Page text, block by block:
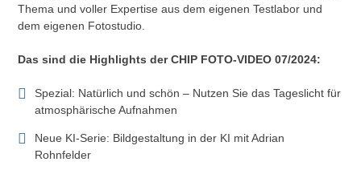
Thema und voller Expertise aus dem eigenen Testlabor und
dem eigenen Fotostudio.
Das sind die Highlights der CHIP FOTO-VIDEO 07/2024:
Spezial: Natürlich und schön – Nutzen Sie das Tageslicht für
atmosphärische Aufnahmen
Neue KI-Serie: Bildgestaltung in der KI mit Adrian
Rohnfelder